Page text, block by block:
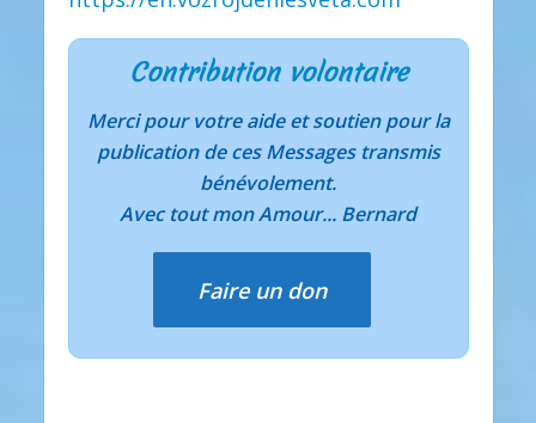
Contribution volontaire
Merci pour votre aide et soutien pour la
publication de ces Messages transmis
bénévolement.
Avec tout mon Amour... Bernard
Faire un don